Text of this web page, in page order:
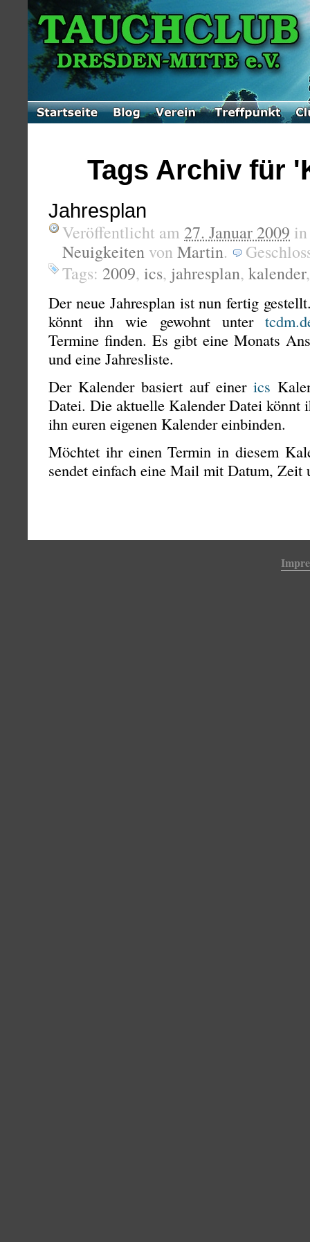
Tags Archiv für
Jahresplan
Veröffentlicht am 27. Januar 2009
Neuigkeiten von Martin.
Tags: 2009, ics, jahresplan, kalender
Der neue Jahresplan ist nun fertig
könnt ihn wie gewohnt unter
Termine finden. Es gibt eine Monats
und eine Jahresliste.
Der Kalender basiert auf einer ics
Datei. Die aktuelle Kalender Datei könnt
ihn euren eigenen Kalender einbinden.
Möchtet ihr einen Termin in diesem
sendet einfach eine Mail mit Datum, Zeit